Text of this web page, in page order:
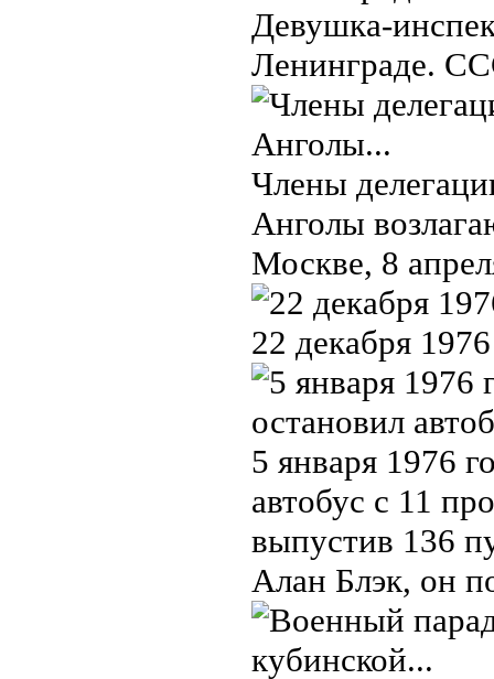
Девушка-
Ленинграде.
Члены
Анголы
Москве, 8
22 декабря
5 января 1976
автобус с 11
выпустив 136
Алан Блэк, он